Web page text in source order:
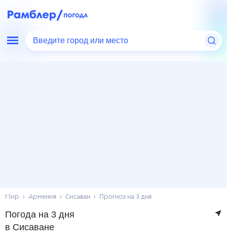
Введите город или место
Мир Армения Сисаван Прогноз на 3 дня
Погода на 3 дня
в Сисаване